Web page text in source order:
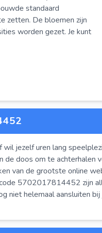
standaard
zetten. De bloemen zijn
worden gezet. Je kunt
jezelf uren lang
de doos om te
van de grootste online
5702017814452 zijn
helemaal aansluiten